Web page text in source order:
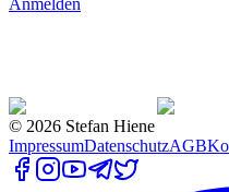
Anmelden
© 2026 Stefan Hiene
ImpressumDatenschutzAGB